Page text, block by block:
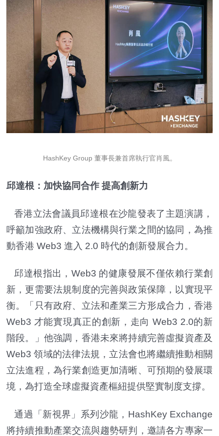
HashKey Group 董事長兼首席執行官肖風。
邱達根：加快協同合作 提高創新力
香港立法會議員邱達根在沙龍發表了主題演講，
呼籲加強政府、立法機構與行業之間的協同，為推
動香港 Web3 進入 2.0 時代的創新發展合力。
邱達根指出，Web3 的健康發展不僅依賴行業創
新，更需要法規制度的完善與政策保障，以實現平
衡。
「 只有政府、立法和產業三方形成合力，香港
Web3 才能實現真正的創新，走向 Web3 2.0的新
階段。
」 他強調，香港未來將持續完善虛擬資產及
Web3 領域的法律法規，立法會也將繼續推動相關
立法進程，為行業創造更加清晰、可預期的發展環
境，為打造全球虛擬資產樞紐提供堅實制度支撐。
通過「新視界」系列沙龍，HashKey Exchange
將持續推動產業交流與趨勢研判，邀請各方專家一